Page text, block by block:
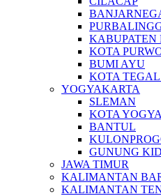
KABUPATEN
KOTA
BUMI AYU
KOTA
YOGYAKARTA
SLEMAN
KOTA
BANTUL
GUNUNG
JAWA TIMUR
KALIMANTAN
KALIMANTAN